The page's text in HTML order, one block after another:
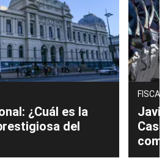
¿Cuál es la
del